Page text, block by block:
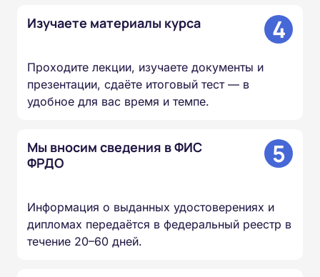
Изучаете материалы курса 4
Проходите лекции, изучаете документы и
презентации, сдаёте итоговый тест — в
удобное для вас время и темпе.
Мы вносим сведения в ФИС
ФРДО
5
Информация о выданных удостоверениях и
дипломах передаётся в федеральный реестр в
течение 20–60 дней.